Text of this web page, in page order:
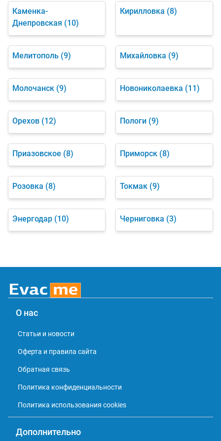
Каменка-
Днепровская (10)
Кирилловка (8)
Мелитополь (9) Михайловка (9)
Молочанск (9) Новониколаевка (11)
Орехов (12) Пологи (9)
Приазовское (8) Приморск (8)
Розовка (8) Токмак (9)
Энергодар (10) Черниговка (3)
О нас
Статьи и новости
Оферта и правила сайта
Обратная связь
Политика конфиденциальности
Политика использования cookies
Дополнительно